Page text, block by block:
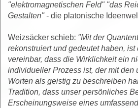
"elektromagnetischen Feld" "das
Gestalten"- die platonische
Weizsäcker schieb: "Mit der
rekonstruiert und gedeutet haben,
vereinbar, dass die Wirklichkeit ein
individueller Prozess ist, der mit den
Worten als geistig zu beschreiben
Tradition, dass unser persönliches
Erscheinungsweise eines